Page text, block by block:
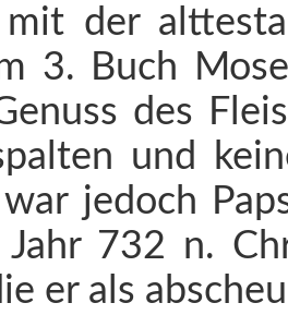
mit der
3. Buch
des
und
jedoch
732 n.
er als